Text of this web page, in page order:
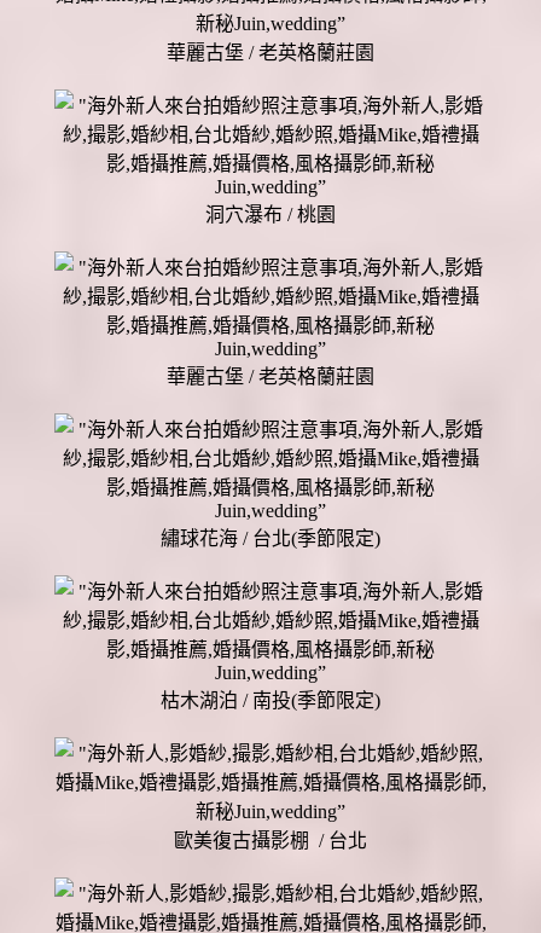
華麗古堡 / 老英格蘭莊園
洞穴瀑布 / 桃園
華麗古堡 / 老英格蘭莊園
繡球花海 / 台北(季節限定)
枯木湖泊 / 南投(季節限定)
歐美復古攝影棚 / 台北